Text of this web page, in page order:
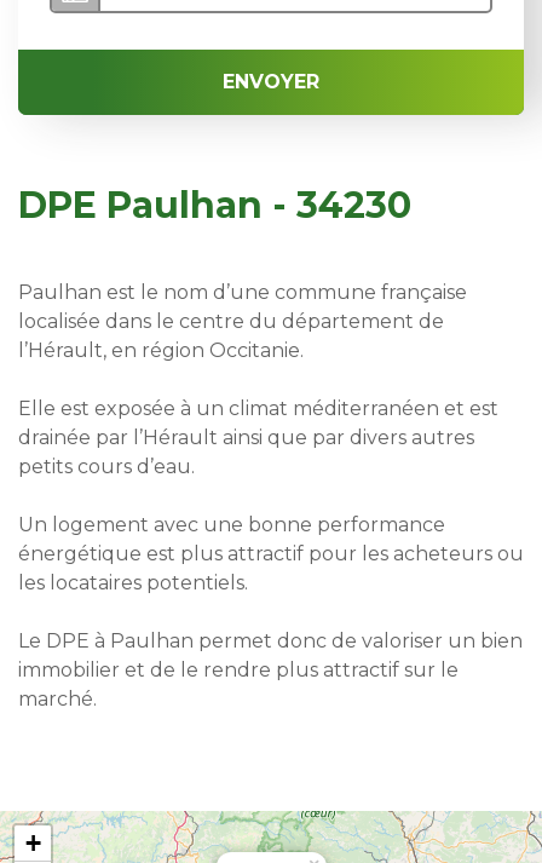
ENVOYER
DPE Paulhan - 34230
Paulhan est le nom d’une commune française
localisée dans le centre du département de
l’Hérault, en région Occitanie.
Elle est exposée à un climat méditerranéen et est
drainée par l’Hérault ainsi que par divers autres
petits cours d’eau.
Un logement avec une bonne performance
énergétique est plus attractif pour les acheteurs ou
les locataires potentiels.
Le DPE à Paulhan permet donc de valoriser un bien
immobilier et de le rendre plus attractif sur le
marché.
+